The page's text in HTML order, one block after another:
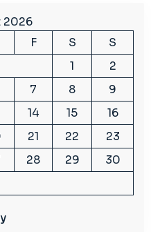
2026
F S
S
1
2
7 8
9
14 15
16
21 22
23
28 29
30